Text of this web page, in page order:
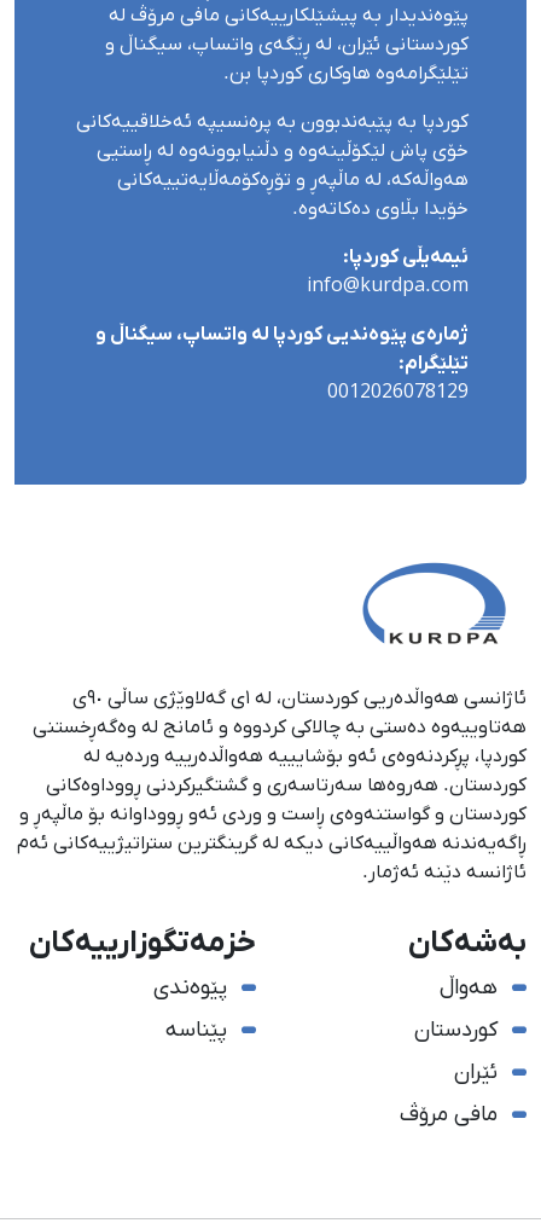
پێوەندیدار بە پیشێلکارییەکانی مافی مرۆڤ لە
کوردستانی ئێران، لە ڕێگەی واتساپ، سیگناڵ و
تێلێگرامەوە هاوکاری کوردپا بن.
کوردپا بە پێبەندبوون بە پرەنسیپە ئەخلاقییەکانی
خۆی پاش لێکۆڵینەوە و دڵنیابوونەوە لە ڕاستیی
هەواڵەکە، لە ماڵپەڕ و تۆڕەکۆمەڵایەتییەکانی
خۆیدا بڵاوی دەکاتەوە.
ئیمەیڵی کوردپا:
info@kurdpa.com
ژمارەی پێوەندیی کوردپا لە واتساپ، سیگناڵ و
تێلێگرام:
0012026078129
ئاژانسی هەواڵدەریی کوردستان، لە ١ی گەلاوێژی ساڵی ٩٠ی
هەتاوییەوە دەستی بە چالاکی کردووە و ئامانج لە وەگەڕخستنی
كوردپا، پڕكردنەوەی ئەو بۆشایییە هەواڵدەرییە وردەیە لە
كوردستان. هەروەها سەرتاسەری و گشتگیركردنی ڕووداوەكانی
كوردستان و گواستنەوەی ڕاست و وردی ئەو ڕووداوانە بۆ ماڵپەڕ و
ڕاگەیەندنە هەواڵییەكانی دیكە لە گرینگترین ستراتیژییەكانی ئەم
ئاژانسە دێنە ئەژمار.
بەشەکان
هەواڵ
کوردستان
ئێران
مافی مرۆڤ
خزمەتگوزارییەکان
پێوەندی
پێناسە